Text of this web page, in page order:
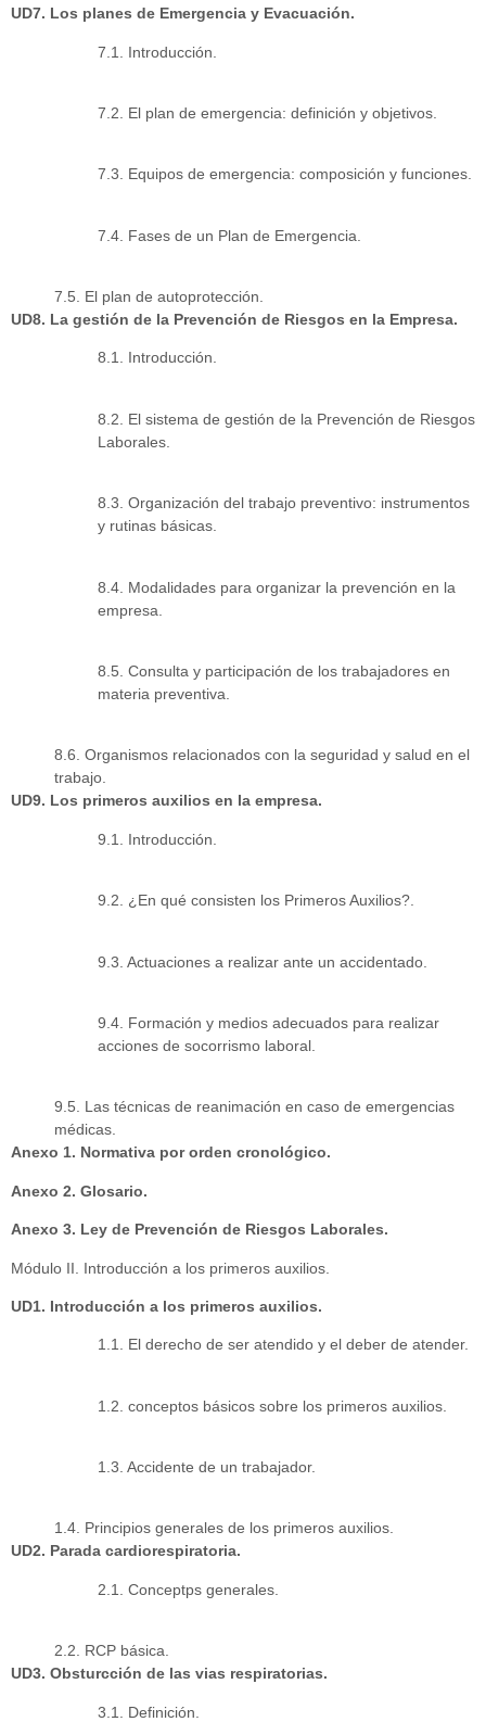
UD7. Los planes de Emergencia y Evacuación.
7.1. Introducción.
7.2. El plan de emergencia: definición y objetivos.
7.3. Equipos de emergencia: composición y funciones.
7.4. Fases de un Plan de Emergencia.
7.5. El plan de autoprotección.
UD8. La gestión de la Prevención de Riesgos en la Empresa.
8.1. Introducción.
8.2. El sistema de gestión de la Prevención de Riesgos
Laborales.
8.3. Organización del trabajo preventivo: instrumentos
y rutinas básicas.
8.4. Modalidades para organizar la prevención en la
empresa.
8.5. Consulta y participación de los trabajadores en
materia preventiva.
8.6. Organismos relacionados con la seguridad y salud en el
trabajo.
UD9. Los primeros auxilios en la empresa.
9.1. Introducción.
9.2. ¿En qué consisten los Primeros Auxilios?.
9.3. Actuaciones a realizar ante un accidentado.
9.4. Formación y medios adecuados para realizar
acciones de socorrismo laboral.
9.5. Las técnicas de reanimación en caso de emergencias
médicas.
Anexo 1. Normativa por orden cronológico.
Anexo 2. Glosario.
Anexo 3. Ley de Prevención de Riesgos Laborales.
Módulo II. Introducción a los primeros auxilios.
UD1. Introducción a los primeros auxilios.
1.1. El derecho de ser atendido y el deber de atender.
1.2. conceptos básicos sobre los primeros auxilios.
1.3. Accidente de un trabajador.
1.4. Principios generales de los primeros auxilios.
UD2. Parada cardiorespiratoria.
2.1. Conceptps generales.
2.2. RCP básica.
UD3. Obsturcción de las vias respiratorias.
3.1. Definición.